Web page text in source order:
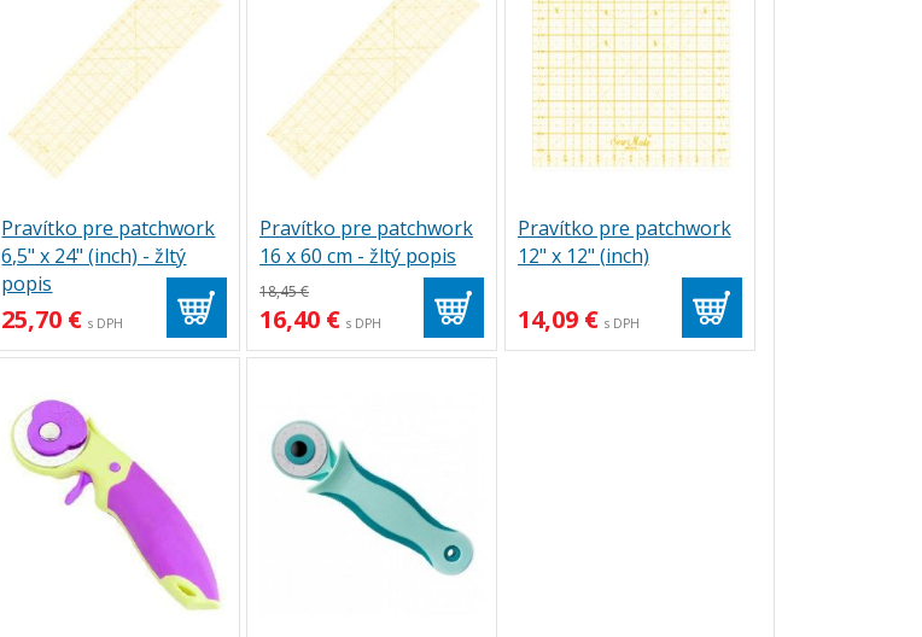
Pravítko pre patchwork
6,5" x 24" (inch) - žltý
popis
25,70 € s DPH
Pravítko pre patchwork
16 x 60 cm - žltý popis
18,45 €
16,40 € s DPH
Pravítko pre patchwork
12" x 12" (inch)
14,09 € s DPH